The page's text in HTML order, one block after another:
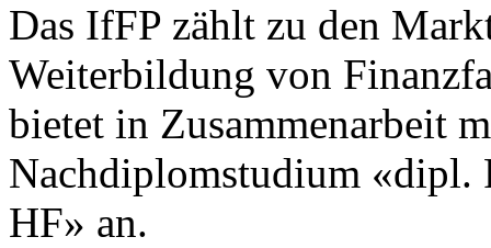
Das IfFP zählt zu den
Weiterbildung von
bietet in Zusammenarbeit
Nachdiplomstudium «dipl.
HF» an.